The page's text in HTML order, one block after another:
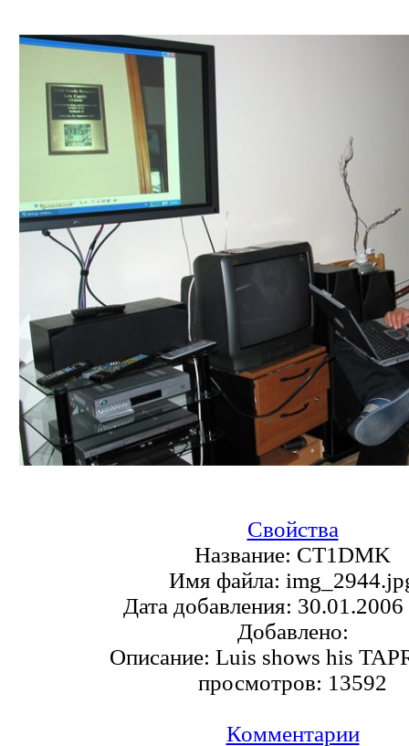
Свойства
Название: CT1DMK
Имя файла:
Дата добавления:
Добавлено:
Описание: Luis shows his
просмотров: 13592
Комментарии